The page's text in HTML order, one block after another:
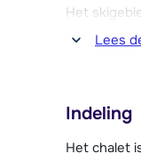
Het
Lees
Indeling
Het chalet